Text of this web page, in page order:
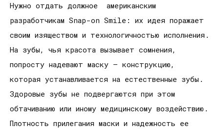
Нужно отдать должное американским
разработчикам Snap-on Smile: их идея поражает
своим изяществом и технологичностью исполнения.
На зубы, чья красота вызывает сомнения,
попросту надевают маску – конструкцию,
которая устанавливается на естественные зубы.
Здоровые зубы не подвергаются при этом
обтачиванию или иному медицинскому воздействию.
Плотность прилегания маски и надежность ее